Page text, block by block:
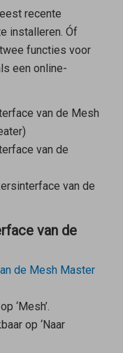
recente
installeren. Óf
functies voor
een online-
van de Mesh
van de
van de
van de
de Mesh Master
‘Mesh’.
op ‘Naar